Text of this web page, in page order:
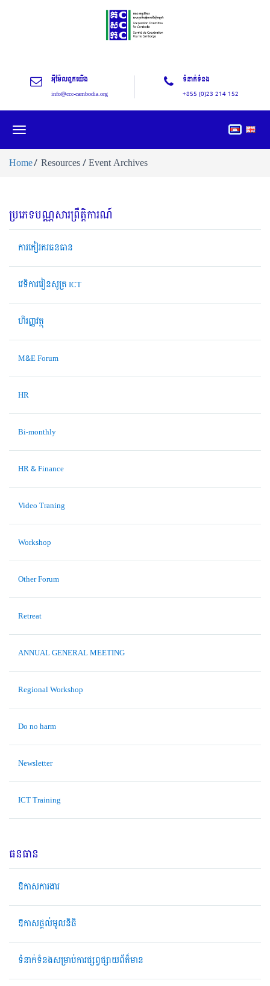
អុីម៉ែលពួកយើង
info@ccc-cambodia.org
ទំនាក់ទំនង
+855 (0)23 214 152
Toggle
Home Resources / Event Archives
ប្រភេទបណ្ណសារព្រឹត្តិការណ៍
ការកៀរគរធនធាន
វេទិការរៀនសូត្រ ICT
ហិរញ្ញវត្ថុ
M&E Forum
HR
Bi-monthly
HR & Finance
Video Traning
Workshop
Other Forum
Retreat
ANNUAL GENERAL MEETING
Regional Workshop
Do no harm
Newsletter
ICT Training
ធនធាន
ឱកាសការងារ
ឱកាសផ្តល់មូលនិធិ
ទំនាក់ទំនងសម្រាប់ការផ្សព្វផ្សាយព័ត៏មាន